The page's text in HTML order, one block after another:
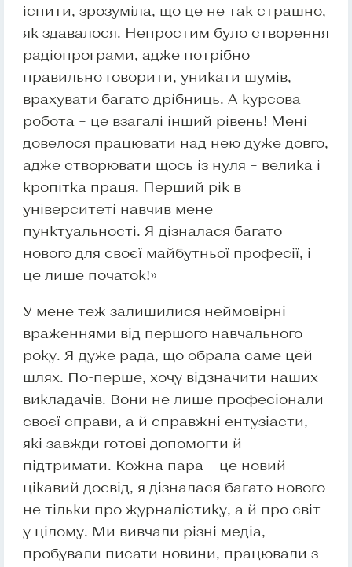
іспити, зрозуміла, що це не так страшно,
як здавалося. Непростим було створення
радіопрограми, адже потрібно
правильно говорити, уникати шумів,
врахувати багато дрібниць. А курсова
робота – це взагалі інший рівень! Мені
довелося працювати над нею дуже довго,
адже створювати щось із нуля – велика і
кропітка праця. Перший рік в
університеті навчив мене
пунктуальності. Я дізналася багато
нового для своєї майбутньої професії, і
це лише початок!»
У мене теж залишилися неймовірні
враженнями від першого навчального
року. Я дуже рада, що обрала саме цей
шлях. По-перше, хочу відзначити наших
викладачів. Вони не лише професіонали
своєї справи, а й справжні ентузіасти,
які завжди готові допомогти й
підтримати. Кожна пара – це новий
цікавий досвід, я дізналася багато нового
не тільки про журналістику, а й про світ
у цілому. Ми вивчали різні медіа,
пробували писати новини, працювали з